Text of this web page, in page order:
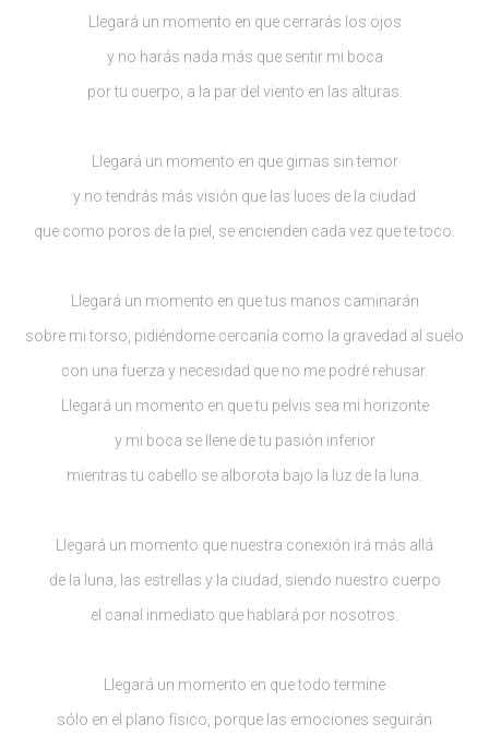
Llegará un momento en que cerrarás los ojos
y no harás nada más que sentir mi boca
por tu cuerpo, a la par del viento en las alturas.
Llegará un momento en que gimas sin temor
y no tendrás más visión que las luces de la ciudad
que como poros de la piel, se encienden cada vez que te toco.
Llegará un momento en que tus manos caminarán
sobre mi torso, pidiéndome cercanía como la gravedad al suelo
con una fuerza y necesidad que no me podré rehusar.
Llegará un momento en que tu pelvis sea mi horizonte
y mi boca se llene de tu pasión inferior
mientras tu cabello se alborota bajo la luz de la luna.
Llegará un momento que nuestra conexión irá más allá
de la luna, las estrellas y la ciudad, siendo nuestro cuerpo
el canal inmediato que hablará por nosotros.
Llegará un momento en que todo termine
sólo en el plano físico, porque las emociones seguirán